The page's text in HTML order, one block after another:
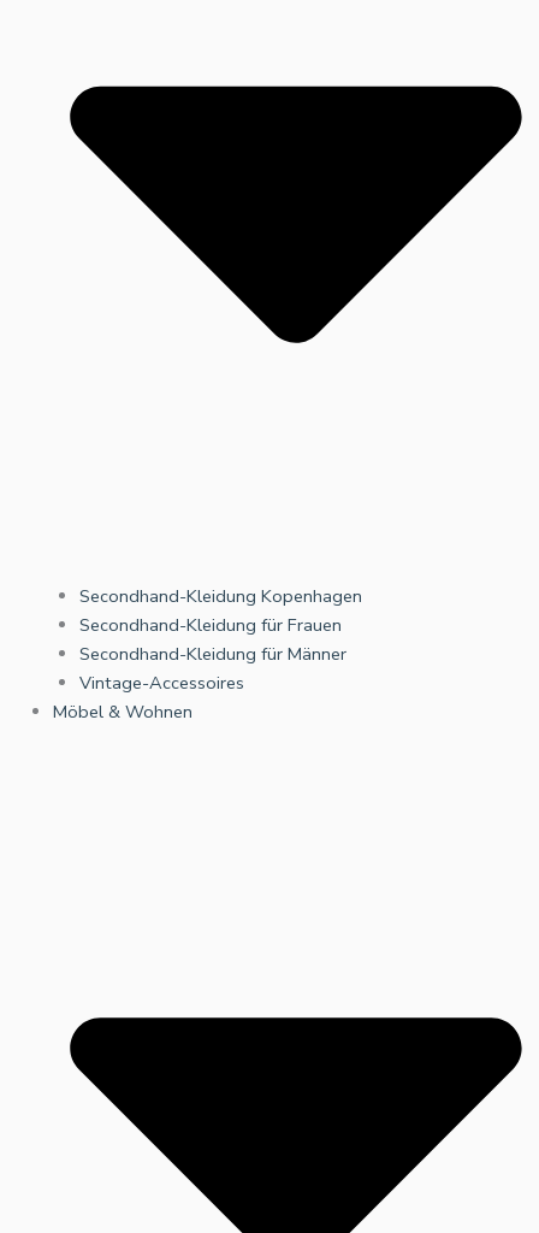
Secondhand-Kleidung Kopenhagen
Secondhand-Kleidung für Frauen
Secondhand-Kleidung für Männer
Vintage-Accessoires
Möbel & Wohnen